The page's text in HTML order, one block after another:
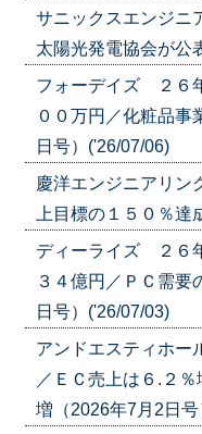
サニックスエンジニ
太陽光発電協会が公
フォーデイズ ２６
００万円／化粧品事
日号）('26/07/06)
慶洋エンジニアリン
上目標の１５０％
ディーライズ ２６
３４億円／ＰＣ需要
日号）('26/07/03)
アンドエスティホ
／ＥＣ売上は６.２
増（2026年7月2日